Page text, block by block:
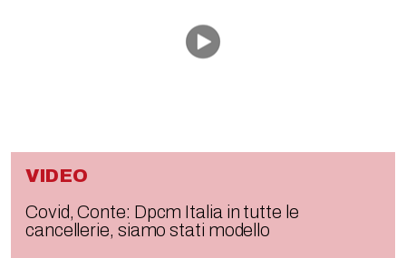
VIDEO
Covid, Conte: Dpcm Italia in tutte le
cancellerie, siamo stati modello